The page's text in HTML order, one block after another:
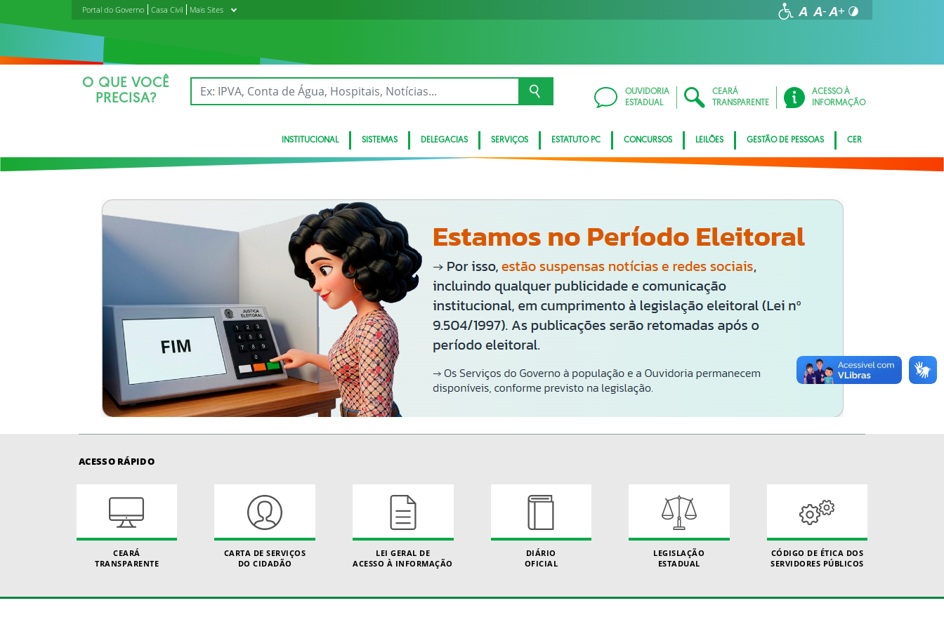
Portal do Governo Casa Civil Mais Sites
O QUE VOCÊ
PRECISA?
OUVIDORIA
ESTADUAL
CEARÁ
TRANSPARENTE
ACESSO À
INFORMAÇÃO
INSTITUCIONAL SISTEMAS DELEGACIAS SERVIÇOS ESTATUTO PC CONCURSOS LEILÕES GESTÃO DE PESSOAS CER
ACESSO RÁPIDO
CEARÁ
TRANSPARENTE
CARTA DE SERVIÇOS
DO CIDADÃO
LEI GERAL DE
ACESSO À INFORMAÇÃO
DIÁRIO
OFICIAL
LEGISLAÇÃO
ESTADUAL
CÓDIGO DE ÉTICA DOS
SERVIDORES PÚBLICOS